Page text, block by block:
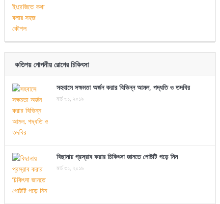
কতিপয় গোপনীয় রোগের চিকিৎসা
সহবাসে সক্ষমতা অর্জন করার বিভিন্ন আমল, পদ্ধতি ও তদবির
মার্চ ৩১, ২০১৯
বিছানায় প্রস্রাব করার চিকিৎসা জানতে পোষ্টটি পড়ে নিন
মার্চ ৩১, ২০১৯